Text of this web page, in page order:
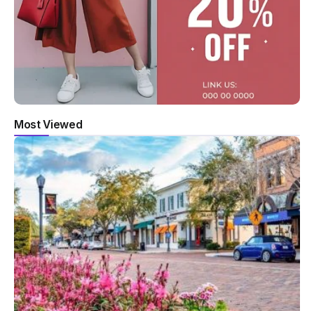
Most Viewed